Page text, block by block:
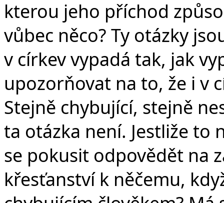
kterou jeho příchod
vůbec něco? Ty otázky
v církev vypadá tak, jak
upozorňovat na to, že i v
Stejně chybující, stejně
ta otázka není. Jestliže to
se pokusit odpovědět na
křesťanství k něčemu,